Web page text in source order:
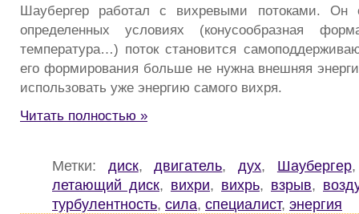
Шаубергер работал с вихревыми потоками. Он
определенных условиях (конусообразная
температура…) поток становится
его формирования больше не нужна внешняя
использовать уже энергию самого вихря.
Читать полностью »
Метки: диск,двигатель,дух, Шаубергер
летающий диск, вихри, вихрь, взрыв,
турбулентность, сила, специалист, энергия